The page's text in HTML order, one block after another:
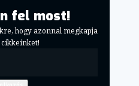
fel most!
hogy azonnal megkapja
cikkeinket!